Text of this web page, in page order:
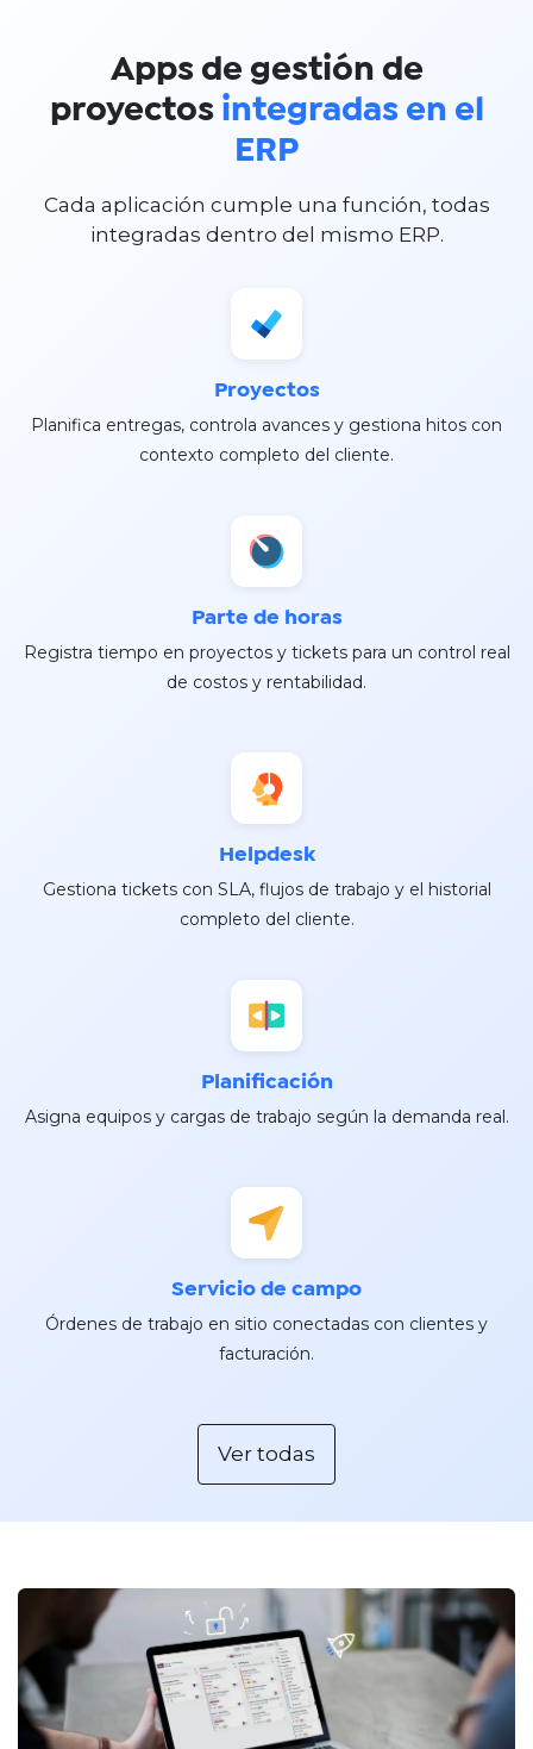
Apps de gestión de
proyectos integradas en el
ERP
Cada aplicación cumple una función, todas
integradas dentro del mismo ERP.
Proyectos
Planifica entregas, controla avances y gestiona hitos con
contexto completo del cliente.
Parte de horas
Registra tiempo en proyectos y tickets para un control real
de costos y rentabilidad.​
Helpdesk
Gestiona tickets con SLA, flujos de trabajo y el historial
completo del cliente.
Planificación
Asigna equipos y cargas de trabajo según la demanda real.
Servicio de campo
Órdenes de trabajo en sitio conectadas con clientes y
facturación.
Ver todas